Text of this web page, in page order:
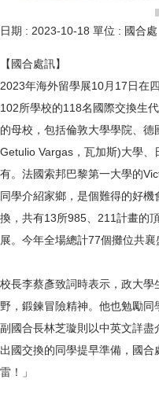
日期 : 2023-10-18 單位 : 國合處
【國合處訊】
2023年海外留學展10月17日在
102所學校的118名國際交換生
的母校，包括倫敦大學學院、
Getulio Vargas，瓦加斯)大學
有。法國索邦巴黎第一大學的
同學介紹家鄉，是個難得的好
換，共有13所985、211計畫的
展。今年全場總計77個攤位共襄
校長李蔡彥致詞時表示，政大
野，鍛鍊冒險精神。他也勉勵同
副國合長林芝璇則以中英文詳
出國交換的同學提早準備，國
雷！」